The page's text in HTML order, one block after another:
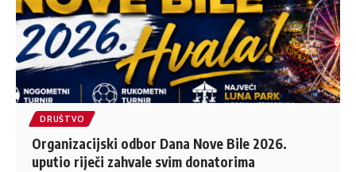
DRUŠTVO
Organizacijski odbor Dana Nove Bile 2026.
uputio riječi zahvale svim donatorima